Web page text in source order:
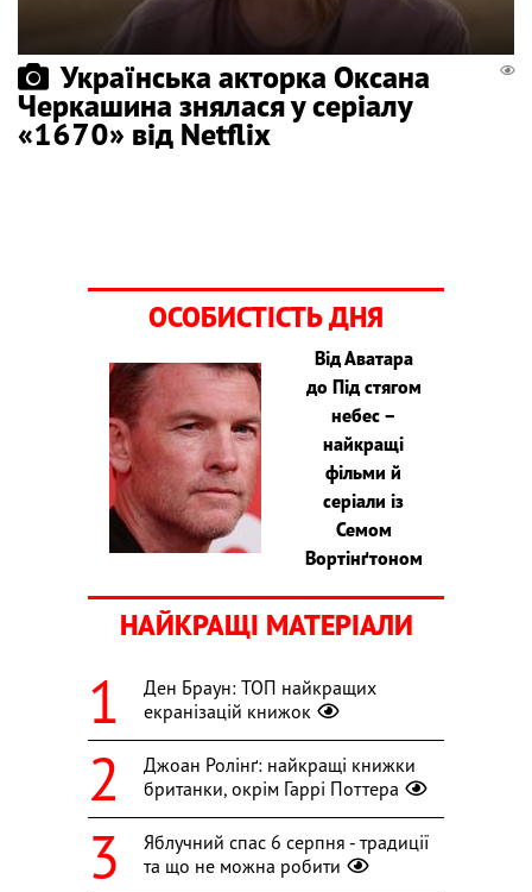
Українська акторка Оксана
Черкашина знялася у серіалу
«1670» від Netflix
ОСОБИСТІСТЬ ДНЯ
Від Аватара
до Під стягом
небес –
найкращі
фільми й
серіали із
Семом
Вортінґтоном
НАЙКРАЩІ МАТЕРІАЛИ
Ден Браун: ТОП найкращих
екранізацій книжок
Джоан Ролінґ: найкращі книжки
британки, окрім Гаррі Поттера
Яблучний спас 6 серпня - традиції
та що не можна робити